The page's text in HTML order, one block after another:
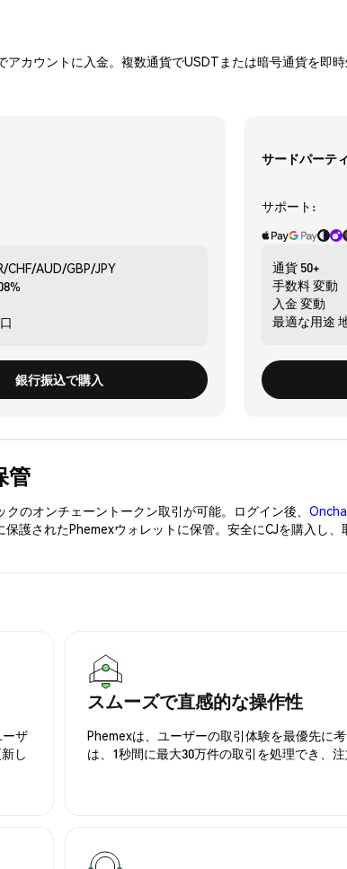
カウントに入金。複数通貨でUSDTまたは暗号通貨を即
CHF/AUD/GBP/JPY
銀行振込で購入
サードパーテ
サポート:
通貨 50+
手数料変動
入金 変動
最適な用途
管
のオンチェーントークン取引が可能。ログイン後、
されたPhemexウォレットに保管。安全にCJを購入し、
ザ
し
スムーズで直感的な操作性
Phemexは、ユーザーの取引体験を最優先に
は、1秒間に最大30万件の取引を処理でき、